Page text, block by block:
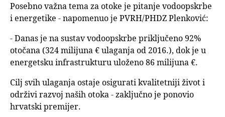
Posebno važna tema za otoke je pitanje vodoopskrbe
i energetike - napomenuo je PVRH/PHDZ Plenković:
- Danas je na sustav vodoopskrbe priključeno 92%
otočana (324 milijuna € ulaganja od 2016.), dok je u
energetsku infrastrukturu uloženo 86 milijuna €.
Cilj svih ulaganja ostaje osigurati kvalitetniji život i
održivi razvoj naših otoka - zaključno je ponovio
hrvatski premijer.